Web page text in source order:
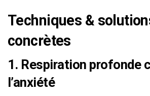
Techniques &
concrètes
1. Respiration profonde
l’anxiété